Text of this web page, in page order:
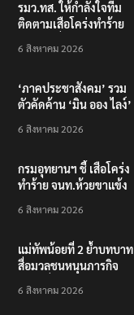
รมว.ทส. ให้กำลังใจทีม
ติดตามเสือโคร่งทำร้าย
6 สิงหาคม 2026
‘ภาคประชาสังคม’ รวม
ตัวคัดค้าน ‘มิน ออง ไลง์’
ต้อนรับอาชญากร’
6 สิงหาคม 2026
กรมอุทยานฯ ชี้ เสือโคร่ง
ทำร้าย จนท.ห้วยขาแข้ง
บังเอิญ ไม่เข้าข่าย ‘เสือ
6 สิงหาคม 2026
แม่ทัพน้อยที่ 2 ย้ำบทบาท
สื่อมวลชนหนุนภารกิจ
6 สิงหาคม 2026